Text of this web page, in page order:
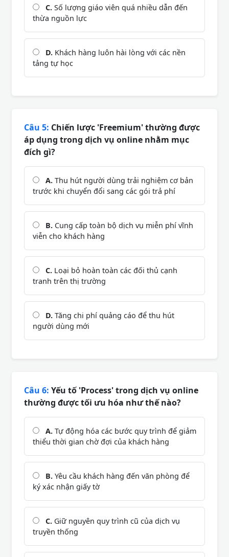
C. Số lượng giáo viên quá nhiều dẫn đến
thừa nguồn lực
D. Khách hàng luôn hài lòng với các nền
tảng tự học
Câu 5: Chiến lược 'Freemium' thường được
áp dụng trong dịch vụ online nhằm mục
đích gì?
A. Thu hút người dùng trải nghiệm cơ bản
trước khi chuyển đổi sang các gói trả phí
B. Cung cấp toàn bộ dịch vụ miễn phí vĩnh
viễn cho khách hàng
C. Loại bỏ hoàn toàn các đối thủ cạnh
tranh trên thị trường
D. Tăng chi phí quảng cáo để thu hút
người dùng mới
Câu 6: Yếu tố 'Process' trong dịch vụ online
thường được tối ưu hóa như thế nào?
A. Tự động hóa các bước quy trình để giảm
thiểu thời gian chờ đợi của khách hàng
B. Yêu cầu khách hàng đến văn phòng để
ký xác nhận giấy tờ
C. Giữ nguyên quy trình cũ của dịch vụ
truyền thống